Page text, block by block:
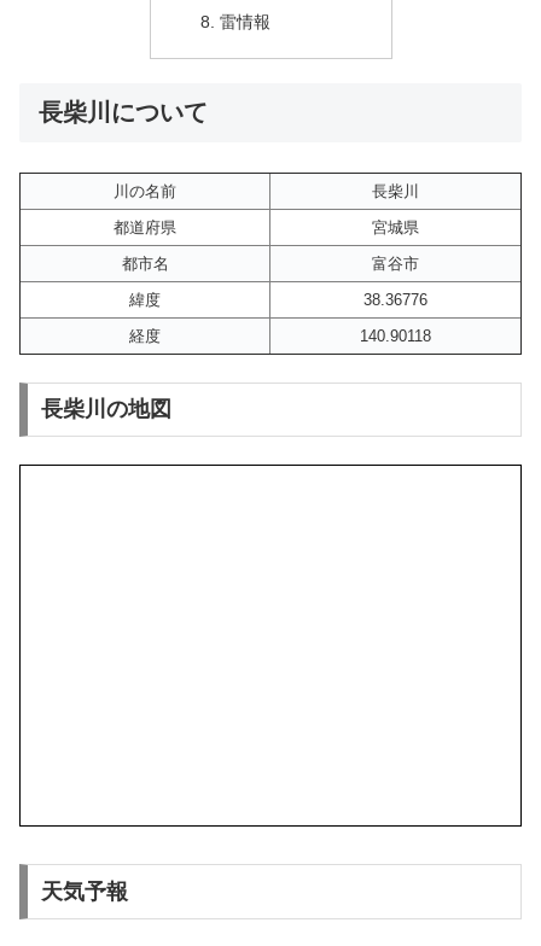
雷情報
長柴川について
川の名前
長柴川
都道府県
宮城県
都市名
富谷市
緯度
38.36776
経度
140.90118
長柴川の地図
天気予報